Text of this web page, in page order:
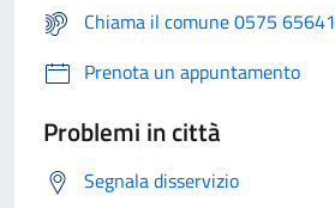
Chiama il comune 0575 65641
Prenota un appuntamento
Problemi in città
Segnala disservizio